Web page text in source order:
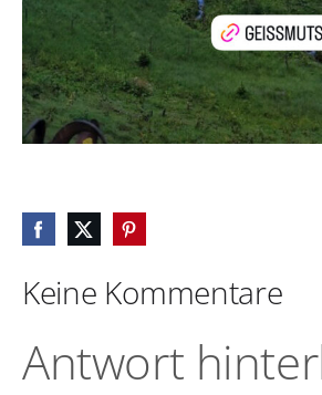
Keine Kommentare
Antwort